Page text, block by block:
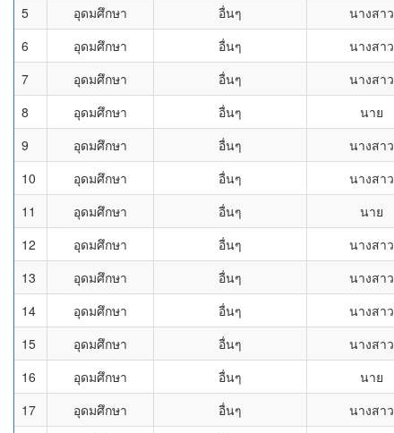
5
อุดมศึกษา อื่นๆ นางสาว
6
อุดมศึกษา อื่นๆ นางสาว
7
อุดมศึกษา อื่นๆ นางสาว
8
อุดมศึกษา อื่นๆ นาย
9
อุดมศึกษา อื่นๆ นางสาว
10
อุดมศึกษา อื่นๆ นางสาว
11
อุดมศึกษา อื่นๆ นาย
12
อุดมศึกษา อื่นๆ นางสาว
13
อุดมศึกษา อื่นๆ นางสาว
14
อุดมศึกษา อื่นๆ นางสาว
15
อุดมศึกษา อื่นๆ นางสาว
16
อุดมศึกษา อื่นๆ นาย
17
อุดมศึกษา อื่นๆ นางสาว